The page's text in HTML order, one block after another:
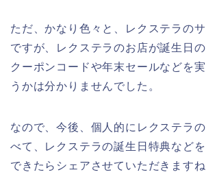
ただ、かなり色々と、レクステラの
ですが、レクステラのお店が誕生日
クーポンコードや年末セールなどを
うかは分かりませんでした。
なので、今後、個人的にレクステラ
べて、レクステラの誕生日特典など
できたらシェアさせていただきます